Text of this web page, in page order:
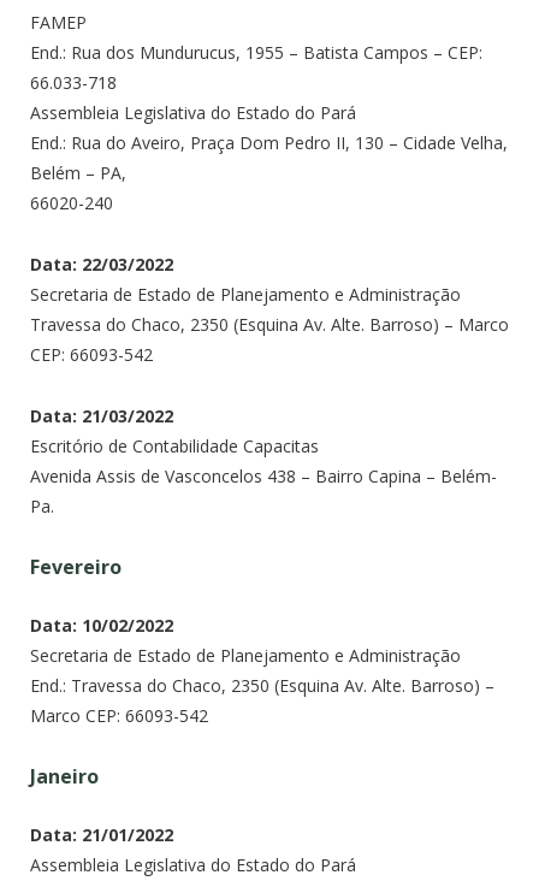
FAMEP
End.: Rua dos Mundurucus, 1955 – Batista Campos – CEP:
66.033-718
Assembleia Legislativa do Estado do Pará
End.: Rua do Aveiro, Praça Dom Pedro II, 130 – Cidade Velha,
Belém – PA,
66020-240
Data: 22/03/2022
Secretaria de Estado de Planejamento e Administração
Travessa do Chaco, 2350 (Esquina Av. Alte. Barroso) – Marco
CEP: 66093-542
Data: 21/03/2022
Escritório de Contabilidade Capacitas
Avenida Assis de Vasconcelos 438 – Bairro Capina – Belém-
Pa.
Fevereiro
Data: 10/02/2022
Secretaria de Estado de Planejamento e Administração
End.: Travessa do Chaco, 2350 (Esquina Av. Alte. Barroso) –
Marco CEP: 66093-542
Janeiro
Data: 21/01/2022
Assembleia Legislativa do Estado do Pará